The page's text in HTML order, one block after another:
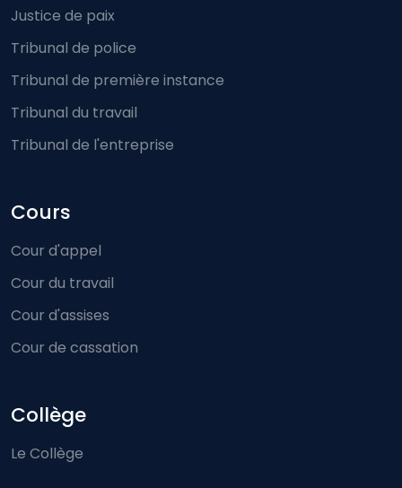
Justice de paix
Tribunal de police
Tribunal de première instance
Tribunal du travail
Tribunal de l'entreprise
Cours
Cour d'appel
Cour du travail
Cour d'assises
Cour de cassation
Collège
Le Collège